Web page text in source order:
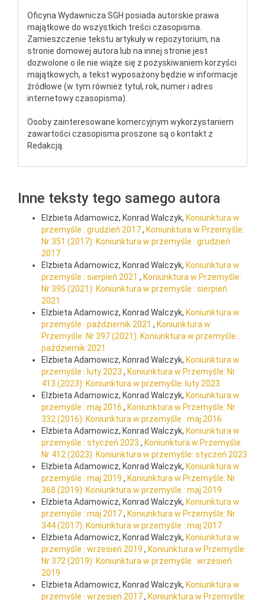
Oficyna Wydawnicza SGH posiada autorskie prawa
majątkowe do wszystkich treści czasopisma.
Zamieszczenie tekstu artykuły w repozytorium, na
stronie domowej autora lub na innej stronie jest
dozwolone o ile nie wiąże się z pozyskiwaniem korzyści
majątkowych, a tekst wyposażony będzie w informacje
źródłowe (w tym również tytuł, rok, numer i adres
internetowy czasopisma).
Osoby zainteresowane komercyjnym wykorzystaniem
zawartości czasopisma proszone są o kontakt z
Redakcją.
Inne teksty tego samego autora
Elżbieta Adamowicz, Konrad Walczyk, Koniunktura w
przemyśle : grudzień 2017, Koniunktura w Przemyśle:
Nr 351 (2017): Koniunktura w przemyśle : grudzień
2017
Elżbieta Adamowicz, Konrad Walczyk, Koniunktura w
przemyśle : sierpień 2021 , Koniunktura w Przemyśle:
Nr 395 (2021): Koniunktura w przemyśle : sierpień
2021
Elżbieta Adamowicz, Konrad Walczyk, Koniunktura w
przemyśle : październik 2021 , Koniunktura w
Przemyśle: Nr 397 (2021): Koniunktura w przemyśle :
październik 2021
Elżbieta Adamowicz, Konrad Walczyk, Koniunktura w
przemyśle : luty 2023 , Koniunktura w Przemyśle: Nr
413 (2023): Koniunktura w przemyśle: luty 2023
Elżbieta Adamowicz, Konrad Walczyk, Koniunktura w
przemyśle : maj 2016 , Koniunktura w Przemyśle: Nr
332 (2016): Koniunktura w przemyśle : maj 2016
Elżbieta Adamowicz, Konrad Walczyk, Koniunktura w
przemyśle : styczeń 2023 , Koniunktura w Przemyśle:
Nr 412 (2023): Koniunktura w przemyśle: styczeń 2023
Elżbieta Adamowicz, Konrad Walczyk, Koniunktura w
przemyśle : maj 2019 , Koniunktura w Przemyśle: Nr
368 (2019): Koniunktura w przemyśle : maj 2019
Elżbieta Adamowicz, Konrad Walczyk, Koniunktura w
przemyśle : maj 2017, Koniunktura w Przemyśle: Nr
344 (2017): Koniunktura w przemyśle : maj 2017
Elżbieta Adamowicz, Konrad Walczyk, Koniunktura w
przemyśle : wrzesień 2019 , Koniunktura w Przemyśle:
Nr 372 (2019): Koniunktura w przemyśle : wrzesień
2019
Elżbieta Adamowicz, Konrad Walczyk, Koniunktura w
przemyśle : wrzesień 2017, Koniunktura w Przemyśle: